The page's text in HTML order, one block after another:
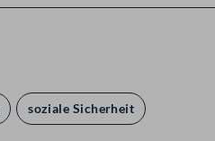
soziale Sicherheit